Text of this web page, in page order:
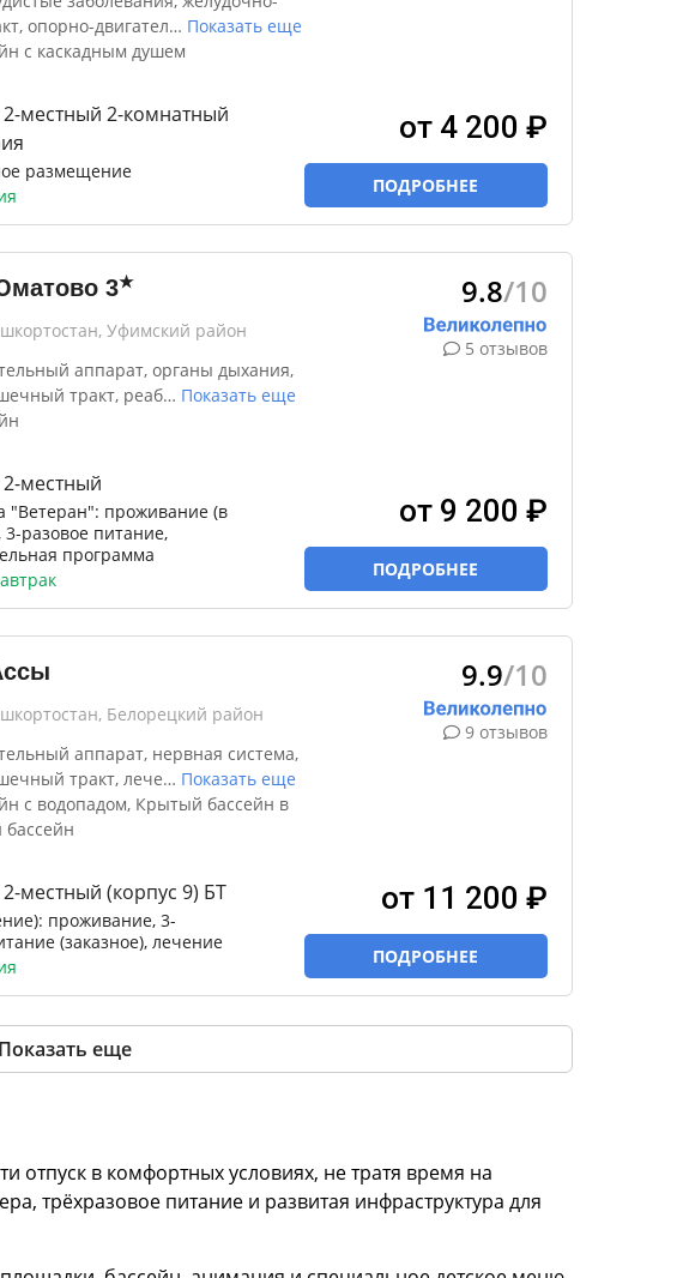
опорно-двигател… Показать еще
с каскадным душем
2-местный 2-комнатный
размещение
от 4 200 ₽
ПОДРОБНЕЕ
3★
Уфимский район
аппарат, органы дыхания,
тракт, реаб… Показать еще
2-местный
"Ветеран": проживание (в
3-разовое питание,
программа
9.8/10
5 отзывов
от 9 200 ₽
ПОДРОБНЕЕ
Белорецкий район
аппарат, нервная система,
тракт, лече… Показать еще
с водопадом, Крытый бассейн в
местный (корпус 9) БТ
проживание, 3-
(заказное), лечение
9.9/10
9 отзывов
от 11 200 ₽
ПОДРОБНЕЕ
Показать еще
в комфортных условиях, не тратя время на
трёхразовое питание и развитая инфраструктура для